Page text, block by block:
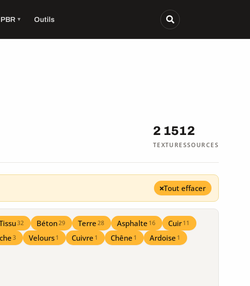
Outils
2 151
TEXTURES
2
SOURCES
Tout effacer
32 Béton29 Terre 28 Asphalte 16 Cuir 11
3 Velours 1 Cuivre 1 Chêne 1 Ardoise 1